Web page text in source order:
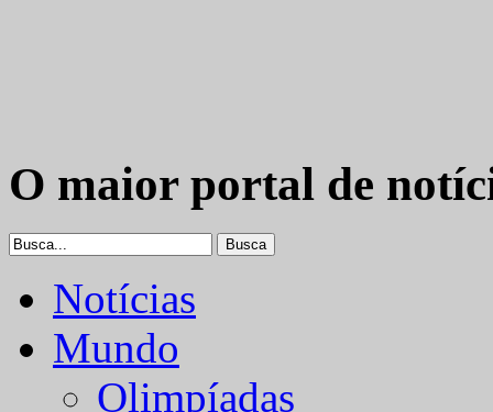
O maior portal de
Notícias
Mundo
Olimpíadas